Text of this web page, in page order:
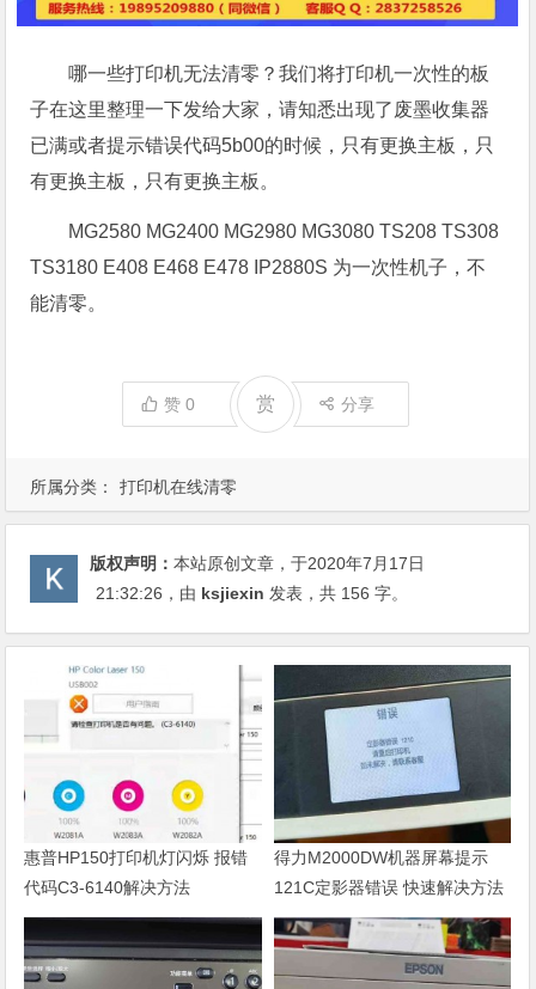
所属分类： 打印机在线清零
哪一些打印机无法清零？我们将打印机一次性的板
子在这里整理一下发给大家，请知悉出现了废墨收集器
已满或者提示错误代码5b00的时候，只有更换主板，只
有更换主板，只有更换主板。
MG2580 MG2400 MG2980 MG3080 TS208 TS308
TS3180 E408 E468 E478 IP2880S 为一次性机子，不
能清零。
赞0 赏 分享
版权声明：本站原创文章，于2020年7月17日
21:32:26 ，由 ksjiexin 发表，共 156 字。
惠普HP150打印机灯闪烁 报错
代码C3-6140解决方法
得力M2000DW机器屏幕提示
121C定影器错误 快速解决方法